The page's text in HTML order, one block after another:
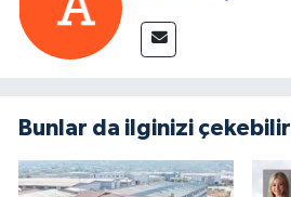
Bunlar da ilginizi çekebilir